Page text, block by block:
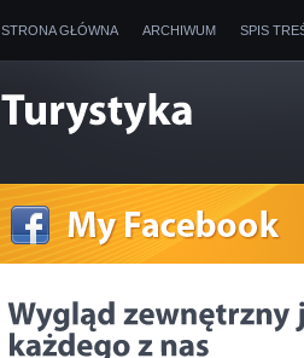
STRONA GŁÓWNA ARCHIWUM SPIS